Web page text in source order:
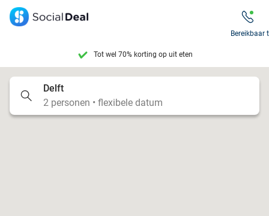
7 dagen per week beschikbaar
10+ miljoen leden
9,4 op basis van
Tot wel 70% korting op uit eten
Bereikbaar
Delft
2 personen • flexibele datum